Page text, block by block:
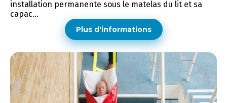
installation permanente sous le matelas du lit et sa
capac...
Plus d'informations